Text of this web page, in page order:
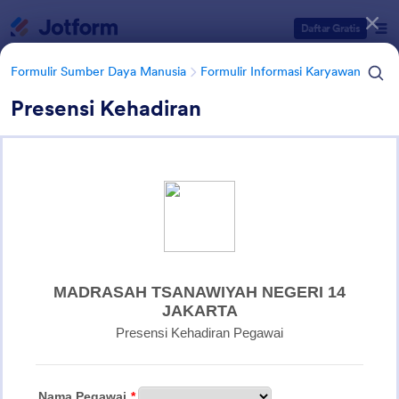
Daftar Gratis
Formulir Sumber Daya Manusia Formulir Informasi Karyawan
Presensi Kehadiran
Formulir Sumber Daya Manusia
Kategori Templat Formulir